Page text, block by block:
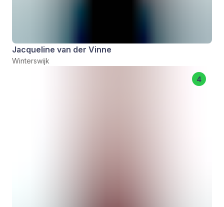
Jacqueline van der Vinne
Winterswijk
4